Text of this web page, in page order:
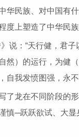
华民族、对中国有
度上塑造了中华民
》说：“天行健，君
然）的运行，为健
自我发愤图强，永不
写了龙在不同阶段的
慎─跃跃欲试、大